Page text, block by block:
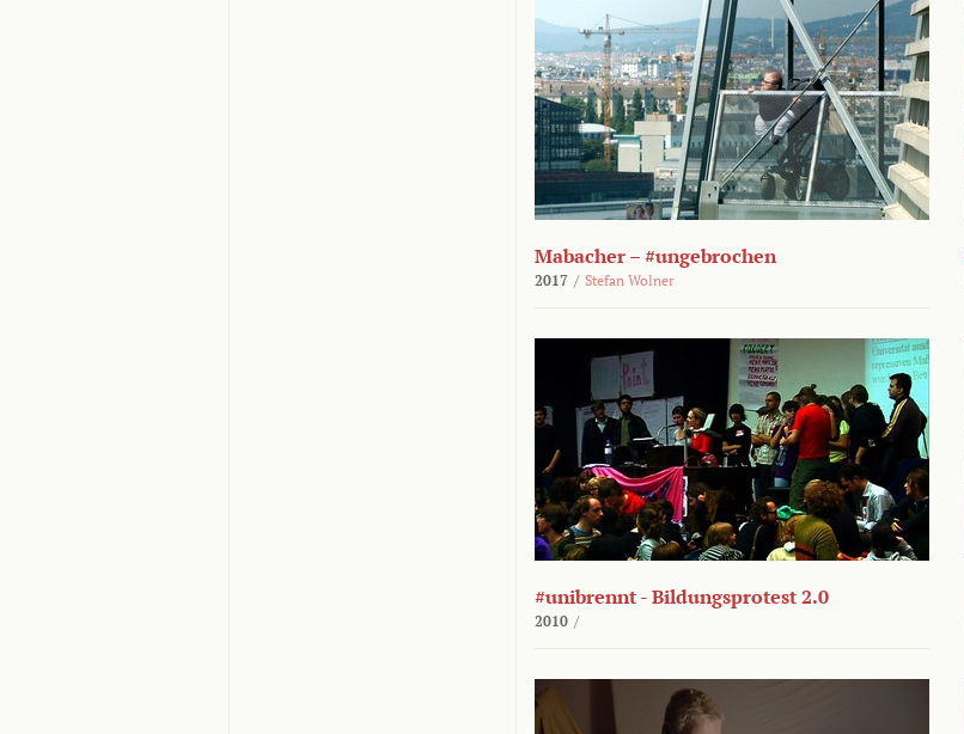
Mabacher – #ungebrochen
2017 / Stefan Wolner
#unibrennt - Bildungsprotest 2.0
2010 /